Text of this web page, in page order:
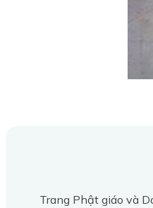
Trang Phật giáo và